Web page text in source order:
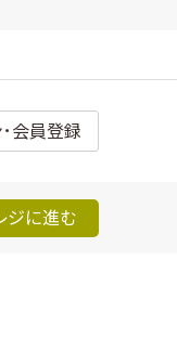
会員登録
ジに進む